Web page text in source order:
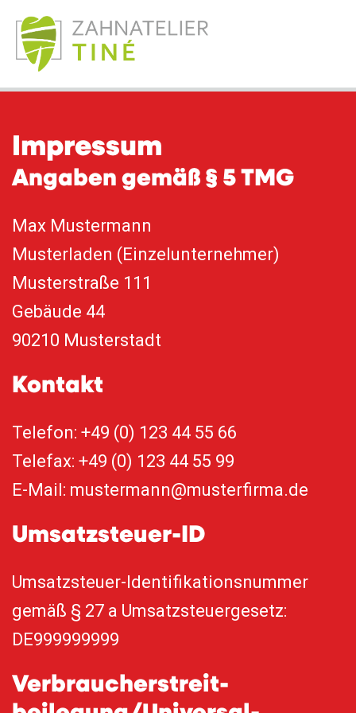
Impressum
Angaben gemäß § 5 TMG
Max Mustermann
Musterladen (Einzelunternehmer)
Musterstraße 111
Gebäude 44
90210 Musterstadt
Kontakt
Telefon: +49 (0) 123 44 55 66
Telefax: +49 (0) 123 44 55 99
E-Mail: mustermann@musterfirma.de
Umsatzsteuer-ID
Umsatzsteuer-Identifikationsnummer
gemäß § 27 a Umsatzsteuergesetz:
DE999999999
Verbraucher­streit­